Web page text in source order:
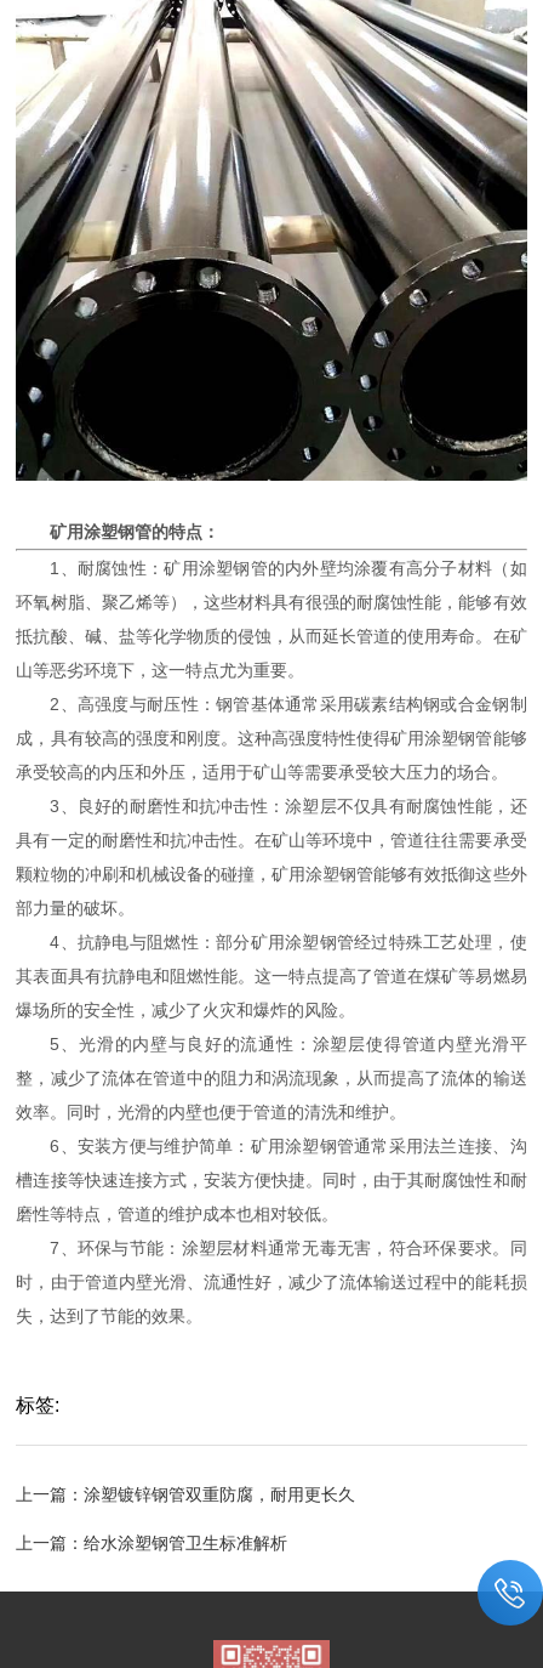
矿用涂塑钢管的特点：
1、耐腐蚀性：矿用涂塑钢管的内外壁均涂覆有高分子材料（如
环氧树脂、聚乙烯等），这些材料具有很强的耐腐蚀性能，能够有效
抵抗酸、碱、盐等化学物质的侵蚀，从而延长管道的使用寿命。在矿
山等恶劣环境下，这一特点尤为重要。
2、高强度与耐压性：钢管基体通常采用碳素结构钢或合金钢制
成，具有较高的强度和刚度。这种高强度特性使得矿用涂塑钢管能够
承受较高的内压和外压，适用于矿山等需要承受较大压力的场合。
3、良好的耐磨性和抗冲击性：涂塑层不仅具有耐腐蚀性能，还
具有一定的耐磨性和抗冲击性。在矿山等环境中，管道往往需要承受
颗粒物的冲刷和机械设备的碰撞，矿用涂塑钢管能够有效抵御这些外
部力量的破坏。
4、抗静电与阻燃性：部分矿用涂塑钢管经过特殊工艺处理，使
其表面具有抗静电和阻燃性能。这一特点提高了管道在煤矿等易燃易
爆场所的安全性，减少了火灾和爆炸的风险。
5、光滑的内壁与良好的流通性：涂塑层使得管道内壁光滑平
整，减少了流体在管道中的阻力和涡流现象，从而提高了流体的输送
效率。同时，光滑的内壁也便于管道的清洗和维护。
6、安装方便与维护简单：矿用涂塑钢管通常采用法兰连接、沟
槽连接等快速连接方式，安装方便快捷。同时，由于其耐腐蚀性和耐
磨性等特点，管道的维护成本也相对较低。
7、环保与节能：涂塑层材料通常无毒无害，符合环保要求。同
时，由于管道内壁光滑、流通性好，减少了流体输送过程中的能耗损
失，达到了节能的效果。
标签:
上一篇：涂塑镀锌钢管双重防腐，耐用更长久
上一篇：给水涂塑钢管卫生标准解析